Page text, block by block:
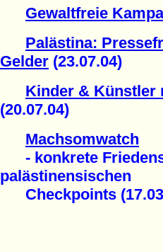
Gewaltfreie
Palästina:
Gelder (23.07.04)
Kinder & Künstler
(20.07.04)
Machsomwatch
- konkrete
palästinensischen
Checkpoints